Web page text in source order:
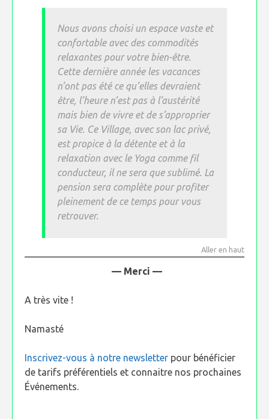
Nous avons choisi un espace vaste et
confortable avec des commodités
relaxantes pour votre bien-être.
Cette dernière année les vacances
n’ont pas été ce qu’elles devraient
être, l’heure n’est pas à l’austérité
mais bien de vivre et de s’approprier
sa Vie. Ce Village, avec son lac privé,
est propice à la détente et à la
relaxation avec le Yoga comme fil
conducteur, il ne sera que sublimé. La
pension sera complète pour profiter
pleinement de ce temps pour vous
retrouver.
Aller en haut
— Merci —
A très vite !
Namasté
Inscrivez-vous à notre newsletter pour bénéficier
de tarifs préférentiels et connaitre nos prochaines
Événements.